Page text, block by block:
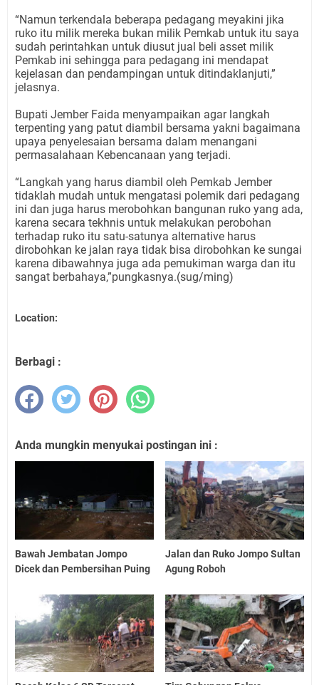
“Namun terkendala beberapa pedagang meyakini jika
ruko itu milik mereka bukan milik Pemkab untuk itu saya
sudah perintahkan untuk diusut jual beli asset milik
Pemkab ini sehingga para pedagang ini mendapat
kejelasan dan pendampingan untuk ditindaklanjuti,”
jelasnya.
Bupati Jember Faida menyampaikan agar langkah
terpenting yang patut diambil bersama yakni bagaimana
upaya penyelesaian bersama dalam menangani
permasalahaan Kebencanaan yang terjadi.
“Langkah yang harus diambil oleh Pemkab Jember
tidaklah mudah untuk mengatasi polemik dari pedagang
ini dan juga harus merobohkan bangunan ruko yang ada,
karena secara tekhnis untuk melakukan perobohan
terhadap ruko itu satu-satunya alternative harus
dirobohkan ke jalan raya tidak bisa dirobohkan ke sungai
karena dibawahnya juga ada pemukiman warga dan itu
sangat berbahaya,”pungkasnya.(sug/ming)
Location:
Berbagi :
Anda mungkin menyukai postingan ini :
Bawah Jembatan Jompo
Dicek dan Pembersihan Puing
Jalan dan Ruko Jompo Sultan
Agung Roboh